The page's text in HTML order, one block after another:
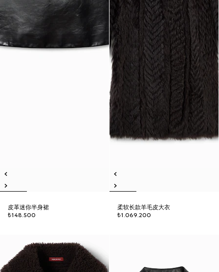
皮革迷你半身裙
₺148.500
柔软长款羊毛皮大衣
₺1.069.200